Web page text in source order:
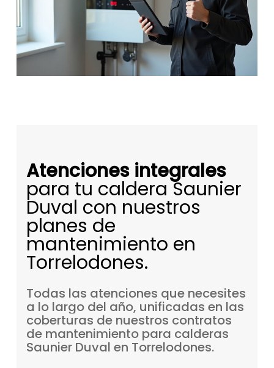
Atenciones integrales
para tu caldera Saunier
Duval con nuestros
planes de
mantenimiento en
Torrelodones.
Todas las atenciones que necesites
a lo largo del año, unificadas en las
coberturas de nuestros contratos
de mantenimiento para calderas
Saunier Duval en Torrelodones.